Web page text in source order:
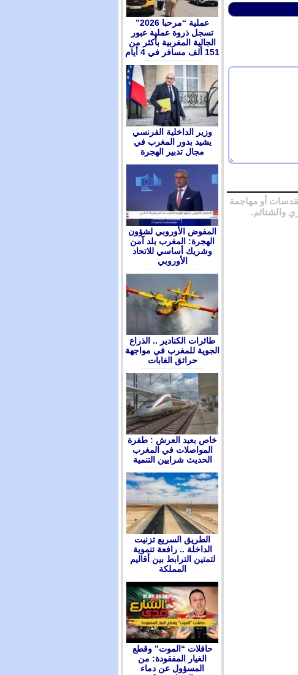
أو مهاجمة
والشتائم.
عملية “مرحبا 2026”
تسجل ذروة عملية عبور
الجالية المغربية بأكثر من
151 ألف مسافر في 4 أيام
وزير الداخلية الفرنسي
يشيد بدور المغرب في
مجال تدبير الهجرة
المفوض الأوروبي لشؤون
الهجرة: المغرب بلد آمن
وشريك أساسي للاتحاد
الأوروبي
طائرات الكنادير .. الذراع
الجوية للمغرب في مواجهة
حرائق الغابات
ﺧﺎﺹ ﺑﻌﻴﺪ ﺍﻟﻌﺮﺵ : ﻃﻔﺮﺓ
ﺍﻟﻤﻮﺍﺻﻼﺕ ﻓﻲ ﺍﻟﻤﻐﺮﺏ
ﺍﻟﺤﺪﻳﺚ ﺷﺮﺍﻳﻴﻦ ﺍﻟﺘﻨﻤﻴﺔ
الطريق السريع تزنيت
الداخلة .. رافعة تنموية
لتمتين الترابط بين أقاليم
المملكة
حافلات “الموت” وقطع
الغيار المفقودة: من
المسؤول عن دماء